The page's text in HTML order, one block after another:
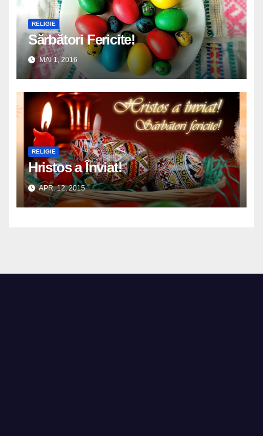
RELIGIE
Sărbători Fericite!
MAI 1, 2016
RELIGIE
Hristos a Înviat!
APR. 12, 2015